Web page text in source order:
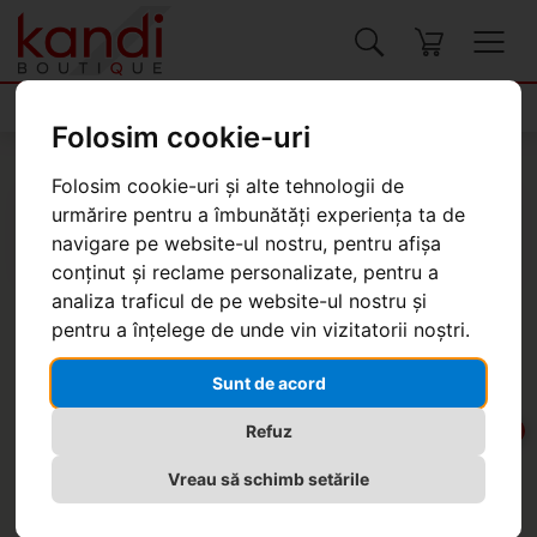
Folosim cookie-uri
Folosim cookie-uri și alte tehnologii de
urmărire pentru a îmbunătăți experiența ta de
navigare pe website-ul nostru, pentru afișa
conținut și reclame personalizate, pentru a
analiza traficul de pe website-ul nostru și
pentru a înțelege de unde vin vizitatorii noștri.
Sunt de acord
Refuz
Vreau să schimb setările
Kandi Boutique Produse Genți, valize
Geantă Desigual Delirium Urus,
maxi